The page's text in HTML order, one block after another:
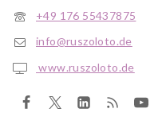
+49 176 55437875
info@ruszoloto.de
www.ruszoloto.de